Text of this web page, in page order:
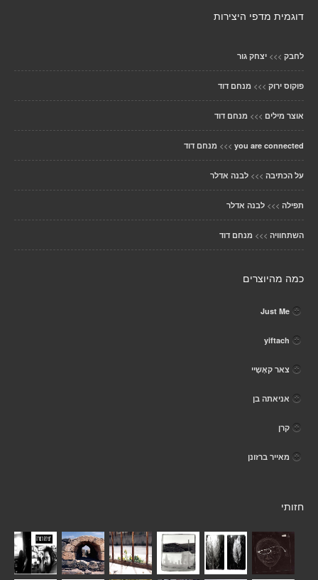
דוגמית מדפי היצירות
לחבק >>> יצחק גור
פוקוס ירוק >>> מנחם דוד
אוצר מילים >>> מנחם דוד
you are connected
>>> מנחם דוד
על הכתיבה >>> לבנה אדלר
תפילה >>> לבנה אדלר
השתחוויה >>> מנחם דוד
כמה מהיוצרים
Just Me
yiftach
צאר קאָשֶיי
אניאתה בן
קרן
מאייר ברזונן
חזותי